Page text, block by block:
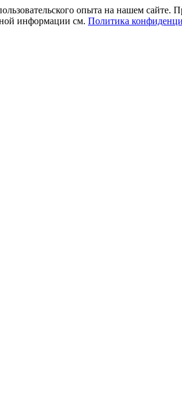
опыта на нашем сайте.
информации см. Политика